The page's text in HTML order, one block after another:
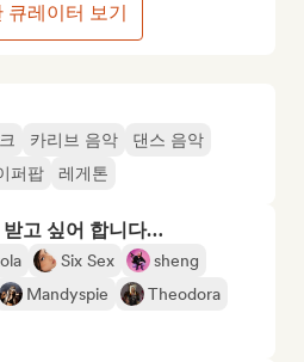
카리브 음악
댄스 음악
퍼팝 레게톤
고 싶어 합니다…
Six Sex
sheng
Mandyspie
Theodora
큐레이터 보기